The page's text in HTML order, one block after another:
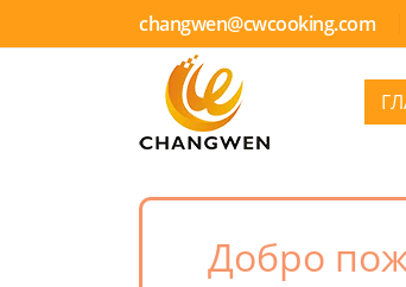
changwen@cwcooking.com
Добро